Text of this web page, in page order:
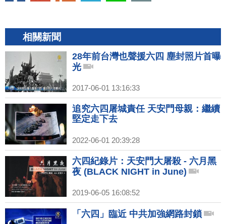
相關新聞
28年前台灣也聲援六四 塵封照片首曝
光
2017-06-01 13:16:33
追究六四屠城責任 天安門母親：繼續
堅定走下去
2022-06-01 20:39:28
六四紀錄片：天安門大屠殺 - 六月黑
夜 (BLACK NIGHT in June)
2019-06-05 16:08:52
「六四」臨近 中共加強網路封鎖